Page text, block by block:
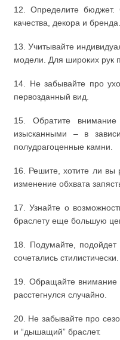
12. Определите
качества, декора и бренда.
13. Учитывайте
модели. Для широких рук
14. Не забывайте про
первозданный вид.
15. Обратите
изысканными – в
полудрагоценные камни.
16. Решите, хотите ли вы
изменение обхвата
17. Узнайте о
браслету еще большую
18. Подумайте,
сочетались стилистически.
19. Обращайте внимание
расстегнулся случайно.
20. Не забывайте про
и “дышащий” браслет.